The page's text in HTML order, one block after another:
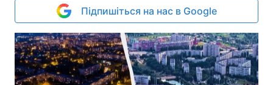
Підпишіться на нас в Google